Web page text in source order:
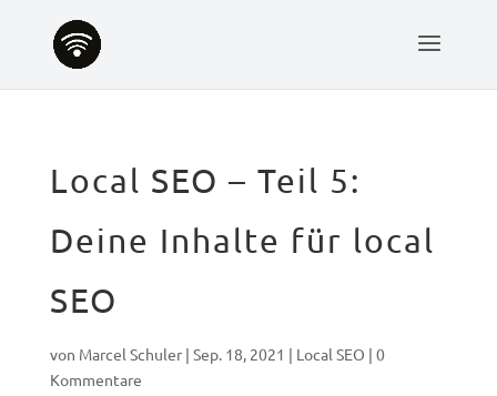
Local SEO – Teil 5:
Deine Inhalte für local
SEO
von Marcel Schuler| Sep. 18, 2021 | Local SEO | 0
Kommentare